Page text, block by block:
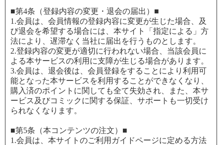
■第4条（登録内容の変更・退会の届出）■
1.会員は、会員情報の登録内容に変更が生じた場合、及
び退会を希望する場合には、本サイト「指定による」方
法により、遅滞なく当社に届出を行うものとします。
2.登録内容の変更が適切に行われない場合、当該会員に
よる本サービスの利用に支障が生じる場合があります。
3.会員は、退会後は、会員登録をすることにより利用可
能となった本サービスを利用することができなくなり、
購入済のポイントに関しても全て失効され、また、本サ
ービス及びコミックに関する保証、サポートも一切受け
られなくなります。
■第5条（本コンテンツの注文）■
1.会員は、本サイトのご利用ガイドページに定める方法